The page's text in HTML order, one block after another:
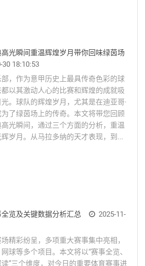
光瞬间重温辉煌岁月带你回味绿茵场
30 18:10:53
，作为意甲历史上最具传奇色彩的球
以其激动人心的比赛和辉煌的成就吸
。球队的辉煌岁月，尤其是在迪亚哥·
了绿茵场上的传奇。本文将带您回顾
光瞬间，通过三个方面的分析，重温
岁月。从马拉多纳的天才表现，到...
览及关键数据分析汇总
2025-11-
精彩纷呈，多项重大赛事集中亮相，
球等多个项目。本文将以“赛事全览、
”三个维度，对今日的重要体育赛事进